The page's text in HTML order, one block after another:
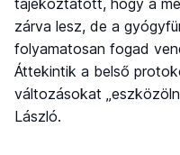
tájékoztatott, hogy a
zárva lesz, de a
folyamatosan fogad
Áttekintik a belső
változásokat
László.